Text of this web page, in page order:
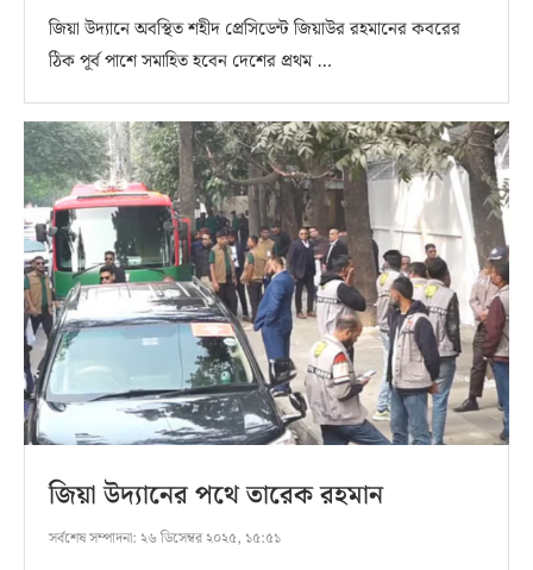
জিয়া উদ্যানে অবস্থিত শহীদ প্রেসিডেন্ট জিয়াউর রহমানের কবরের
ঠিক পূর্ব পাশে সমাহিত হবেন দেশের প্রথম …
জিয়া উদ্যানের পথে তারেক রহমান
সর্বশেষ সম্পাদনা: ২৬ ডিসেম্বর ২০২৫, ১৫:৫১